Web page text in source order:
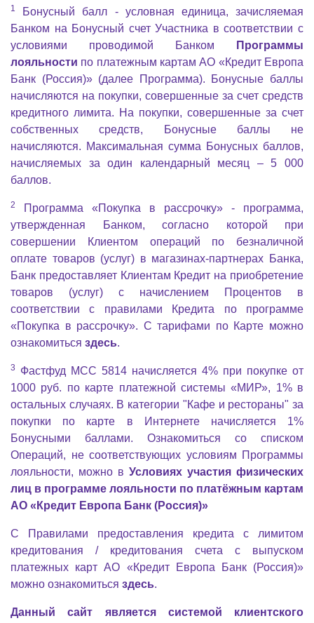
1
Бонусный балл - условная единица, зачисляемая
Банком на Бонусный счет Участника в соответствии с
условиями проводимой Банком
Программы
лояльности по платежным картам АО «Кредит Европа
Банк (Россия)» (далее Программа). Бонусные баллы
начисляются на покупки, совершенные за счет средств
кредитного лимита. На покупки, совершенные за счет
собственных средств, Бонусные баллы не
начисляются. Максимальная сумма Бонусных баллов,
начисляемых за один календарный месяц – 5 000
баллов.
2
Программа «Покупка в рассрочку» - программа,
утвержденная Банком, согласно которой при
совершении Клиентом операций по безналичной
оплате товаров (услуг) в магазинах-партнерах Банка,
Банк предоставляет Клиентам Кредит на приобретение
товаров (услуг) с начислением Процентов в
соответствии с правилами Кредита по программе
«Покупка в рассрочку». С тарифами по Карте можно
ознакомиться здесь.
3
Фастфуд MCC 5814 начисляется 4% при покупке от
1000 руб. по карте платежной системы «МИР», 1% в
остальных случаях. В категории "Кафе и рестораны" за
покупки по карте в Интернете начисляется 1%
Бонусными баллами. Ознакомиться со списком
Операций, не соответствующих условиям Программы
лояльности, можно в Условиях участия физических
лиц в программе лояльности по платёжным картам
АО «Кредит Европа Банк (Россия)»
С Правилами предоставления кредита с лимитом
кредитования / кредитования счета с выпуском
платежных карт АО «Кредит Европа Банк (Россия)»
можно ознакомиться здесь.
Данный сайт является системой клиентского